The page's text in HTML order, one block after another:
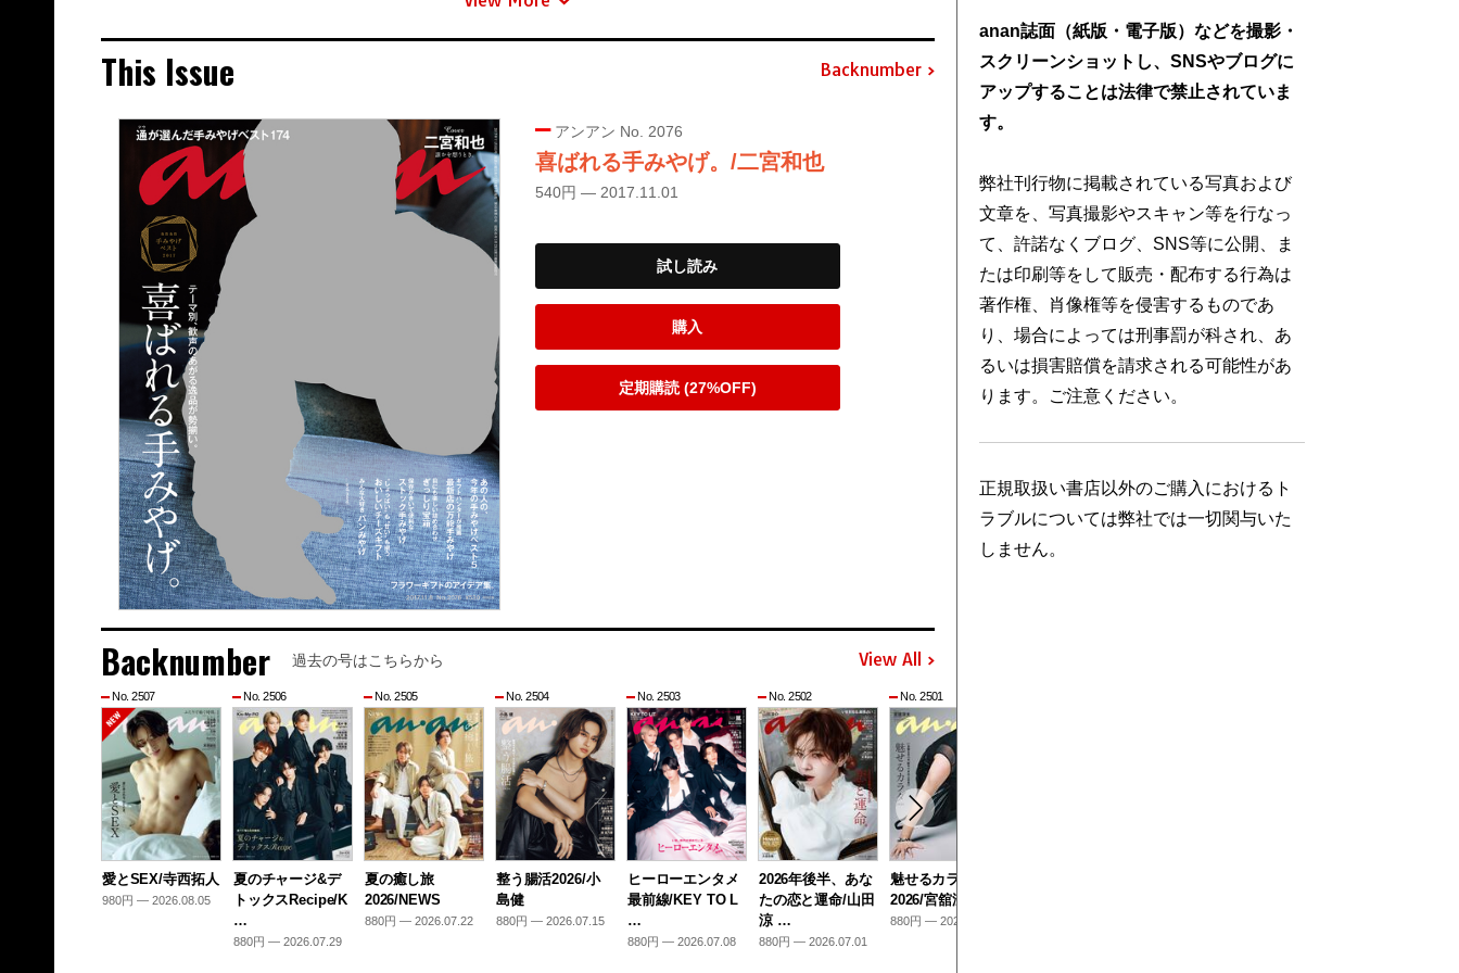
This Issue Backnumber
アンアン No. 2076
喜ばれる手みやげ。/二宮和也
540円 — 2017.11.01
試し読み
購入
定期購読 (27%OFF)
Backnumber 過去の号はこちらから View All
No. 2507
愛とSEX/寺西拓人
980円 — 2026.08.05
No. 2506
夏のチャージ&デ
トックスRecipe/K
…
880円 — 2026.07.29
No. 2505
夏の癒し旅
2026/NEWS
880円 — 2026.07.22
No. 2504
整う腸活2026/小
島健
880円 — 2026.07.15
No. 2503
ヒーローエンタメ
最前線/KEY TO L
…
880円 — 2026.07.08
No. 2502
2026年後半、あな
たの恋と運命/山田
涼 …
880円 — 2026.07.01
No. 2501
魅せるカラダ
2026/宮舘涼太
880円 — 2026.06.24
anan誌面（紙版・電子版）などを撮影・
スクリーンショットし、SNSやブログに
アップすることは法律で禁止されていま
す。
弊社刊行物に掲載されている写真および
文章を、写真撮影やスキャン等を行なっ
て、許諾なくブログ、SNS等に公開、ま
たは印刷等をして販売・配布する行為は
著作権、肖像権等を侵害するものであ
り、場合によっては刑事罰が科され、あ
るいは損害賠償を請求される可能性があ
ります。ご注意ください。
正規取扱い書店以外のご購入におけるト
ラブルについては弊社では一切関与いた
しません。